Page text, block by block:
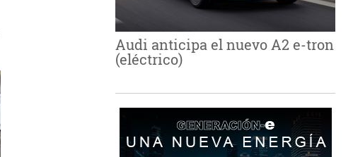
Audi anticipa el nuevo A2 e-tron
(eléctrico)